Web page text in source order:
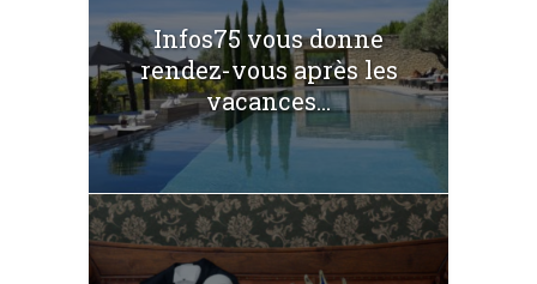
Infos75 vous donne
rendez-vous après les
vacances...